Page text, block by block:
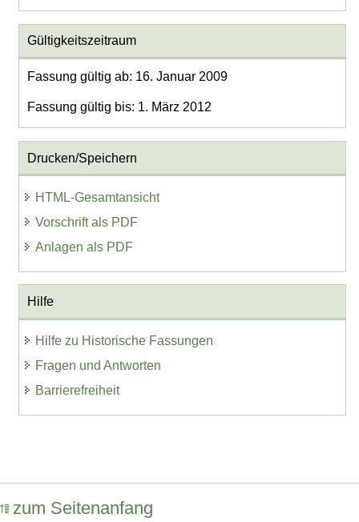
Gültigkeitszeitraum
Fassung gültig ab: 16. Januar 2009
Fassung gültig bis: 1. März 2012
Drucken/Speichern
HTML-Gesamtansicht
Vorschrift als PDF
Anlagen als PDF
Hilfe
Hilfe zu Historische Fassungen
Fragen und Antworten
Barrierefreiheit
zum Seitenanfang